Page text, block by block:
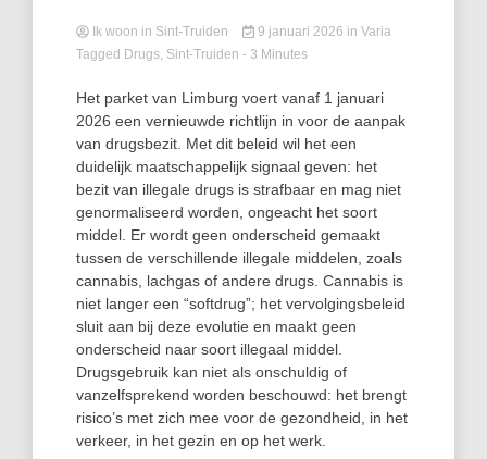
Ik woon in Sint-Truiden 9 januari 2026 in Varia
Tagged Drugs, Sint-Truiden - 3 Minutes
Het parket van Limburg voert vanaf 1 januari
2026 een vernieuwde richtlijn in voor de aanpak
van drugsbezit. Met dit beleid wil het een
duidelijk maatschappelijk signaal geven: het
bezit van illegale drugs is strafbaar en mag niet
genormaliseerd worden, ongeacht het soort
middel. Er wordt geen onderscheid gemaakt
tussen de verschillende illegale middelen, zoals
cannabis, lachgas of andere drugs. Cannabis is
niet langer een “softdrug”; het vervolgingsbeleid
sluit aan bij deze evolutie en maakt geen
onderscheid naar soort illegaal middel.
Drugsgebruik kan niet als onschuldig of
vanzelfsprekend worden beschouwd: het brengt
risico’s met zich mee voor de gezondheid, in het
verkeer, in het gezin en op het werk.